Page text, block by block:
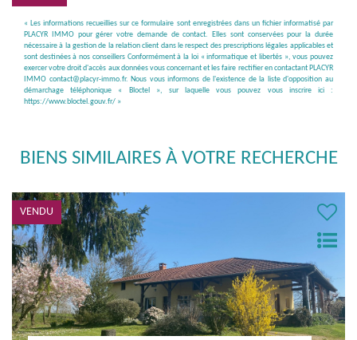
« Les informations recueillies sur ce formulaire sont enregistrées dans un fichier informatisé par
PLACYR IMMO pour gérer votre demande de contact. Elles sont conservées pour la durée
nécessaire à la gestion de la relation client dans le respect des prescriptions légales applicables et
sont destinées à nos conseillers Conformément à la loi « informatique et libertés », vous pouvez
exercer votre droit d'accès aux données vous concernant et les faire rectifier en contactant PLACYR
IMMO contact@placyr-immo.fr. Nous vous informons de l'existence de la liste d'opposition au
démarchage téléphonique « Bloctel », sur laquelle vous pouvez vous inscrire ici :
https://www.bloctel.gouv.fr/ »
BIENS SIMILAIRES À VOTRE RECHERCHE
VENDU